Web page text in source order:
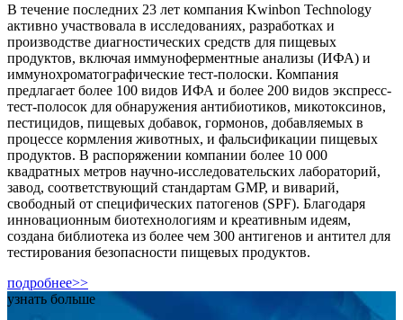
В течение последних 23 лет компания Kwinbon Technology
активно участвовала в исследованиях, разработках и
производстве диагностических средств для пищевых
продуктов, включая иммуноферментные анализы (ИФА) и
иммунохроматографические тест-полоски. Компания
предлагает более 100 видов ИФА и более 200 видов экспресс-
тест-полосок для обнаружения антибиотиков, микотоксинов,
пестицидов, пищевых добавок, гормонов, добавляемых в
процессе кормления животных, и фальсификации пищевых
продуктов. В распоряжении компании более 10 000
квадратных метров научно-исследовательских лабораторий,
завод, соответствующий стандартам GMP, и виварий,
свободный от специфических патогенов (SPF). Благодаря
инновационным биотехнологиям и креативным идеям,
создана библиотека из более чем 300 антигенов и антител для
тестирования безопасности пищевых продуктов.
подробнее>>
узнать больше